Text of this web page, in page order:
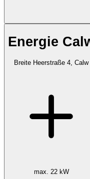
Energie
Breite Heerstraße 4, Calw
max. 22 kW